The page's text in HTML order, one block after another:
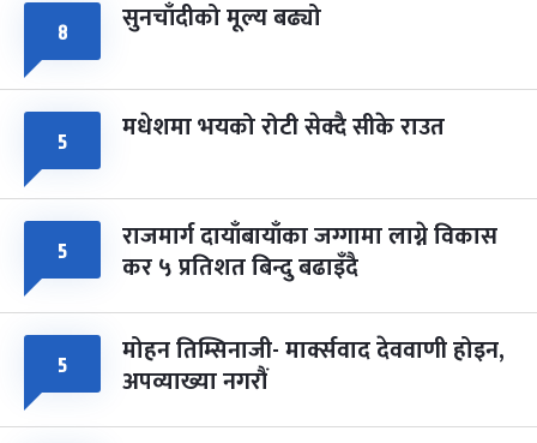
८ सुनचाँदीको मूल्य बढ्यो
५ मधेशमा भयको रोटी सेक्दै सीके राउत
५ राजमार्ग दायाँबायाँका जग्गामा लाग्ने विकास
कर ५ प्रतिशत बिन्दु बढाइँदै
५ मोहन तिम्सिनाजी- मार्क्सवाद देववाणी होइन,
अपव्याख्या नगरौं